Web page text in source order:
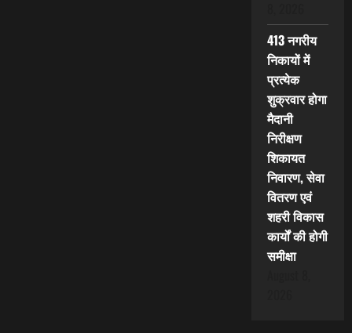
413 नगरीय
निकायों में
प्रत्येक
शुक्रवार होगा
मैदानी
निरीक्षण
शिकायत
निवारण, सेवा
वितरण एवं
शहरी विकास
कार्यों की होगी
समीक्षा